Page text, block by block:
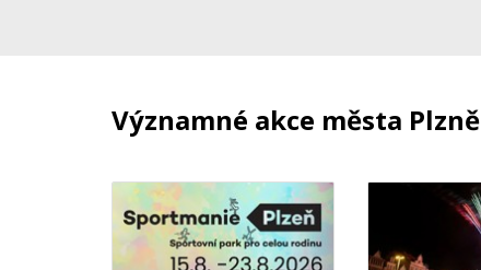
Významné akce města Plzně